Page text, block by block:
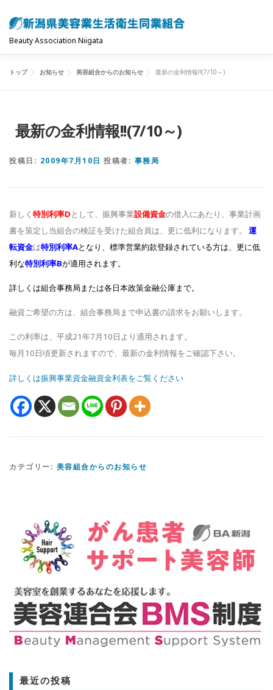
ン
Beauty Association Niigata
トップ 組合について 組合の主な事業
共済制度･保険 お問い合わせ
トップ お知らせ 美容組合からのお知らせ 最新の金利情報!!(7/10～)
最新の金利情報!!(7/10～)
投稿日: 2009年7月10日 投稿者: 事務局
新しく 特別利率Dとして、振興事業設備資金の借入にあたり、事業計画
書を策定し当組合の検証を受けた組合員は、更に低利になります。 運
転資金は特別利率Aとなり、標準営業約款登録されている方は、更に低
利な特別利率Bが適用されます。
詳しくは組合事務局または各日本政策金融公庫まで。
融資ご希望の方は、組合事務局まで申込書の請求をお願いします。
この利率は、平成21年7月10日より適用されます。
毎月10日頃更新されますので、最新の金利情報をご確認下さい。
詳しくは振興事業資金融資金利表をご覧ください
カテゴリー: 美容組合からのお知らせ
最近の投稿